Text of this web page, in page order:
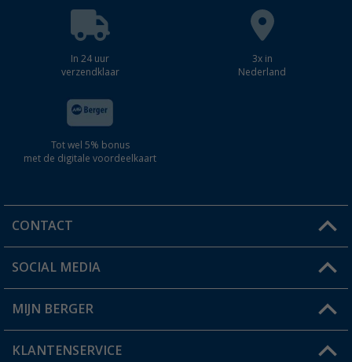
In 24 uur
verzendklaar
3x in
Nederland
Tot wel 5% bonus
met de digitale voordeelkaart
CONTACT
Een vraag?
Winkel vinden
SOCIAL MEDIA
MIJN BERGER
Mijn account
KLANTENSERVICE